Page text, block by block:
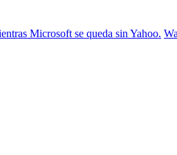
Microsoft se queda sin Yahoo.